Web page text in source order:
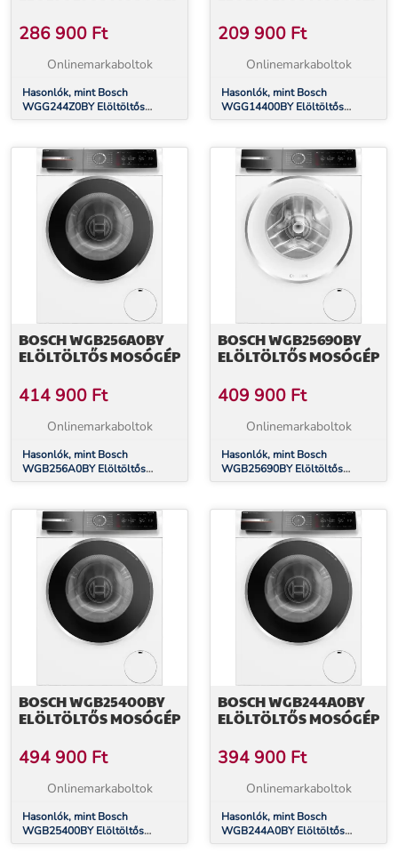
286 900 Ft
Onlinemarkaboltok
Hasonlók, mint Bosch
WGG244Z0BY Elöltöltős
mosógép
209 900 Ft
Onlinemarkaboltok
Hasonlók, mint Bosch
WGG14400BY Elöltöltős
mosógép
BOSCH WGB256A0BY
ELÖLTÖLTŐS MOSÓGÉP
414 900 Ft
Onlinemarkaboltok
Hasonlók, mint Bosch
WGB256A0BY Elöltöltős
mosógép
BOSCH WGB25690BY
ELÖLTÖLTŐS MOSÓGÉP
409 900 Ft
Onlinemarkaboltok
Hasonlók, mint Bosch
WGB25690BY Elöltöltős
mosógép
BOSCH WGB25400BY
ELÖLTÖLTŐS MOSÓGÉP
494 900 Ft
Onlinemarkaboltok
Hasonlók, mint Bosch
WGB25400BY Elöltöltős
mosógép
BOSCH WGB244A0BY
ELÖLTÖLTŐS MOSÓGÉP
394 900 Ft
Onlinemarkaboltok
Hasonlók, mint Bosch
WGB244A0BY Elöltöltős
mosógép